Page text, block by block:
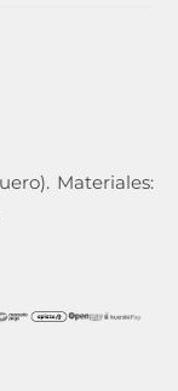
Materiales: